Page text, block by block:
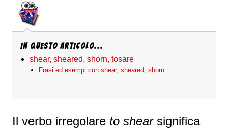
In questo articolo...
shear, sheared, shorn, tosare
Frasi ed esempi con shear, sheared, shorn
Il verbo irregolare to shearsignifica